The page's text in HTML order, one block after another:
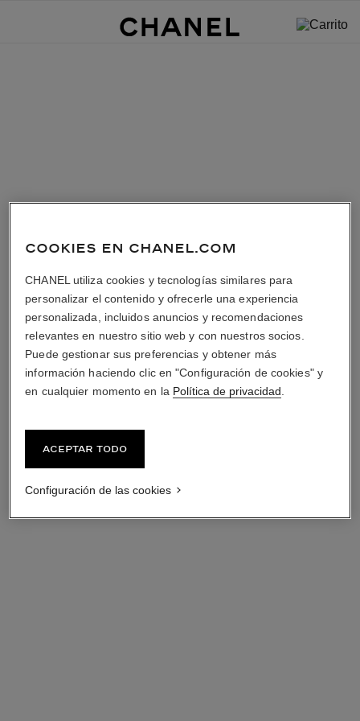
COOKIES EN CHANEL.COM
CHANEL utiliza cookies y tecnologías similares para
personalizar el contenido y ofrecerle una experiencia
personalizada, incluidos anuncios y recomendaciones
relevantes en nuestro sitio web y con nuestros socios.
Puede gestionar sus preferencias y obtener más
información haciendo clic en "Configuración de cookies" y
en cualquier momento en la Política de privacidad
Aceptar todo
Configuración de las cookies